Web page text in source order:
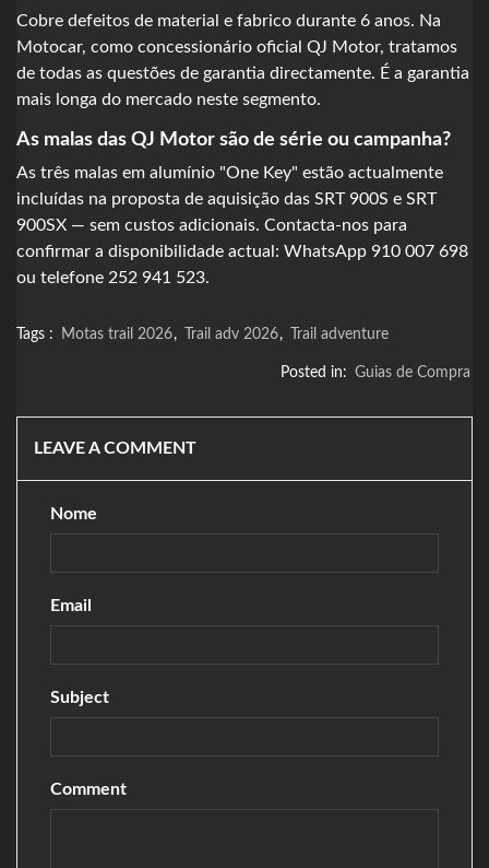
Cobre defeitos de material e fabrico durante 6 anos. Na
Motocar, como concessionário oficial QJ Motor, tratamos
de todas as questões de garantia directamente. É a garantia
mais longa do mercado neste segmento.
As malas das QJ Motor são de série ou campanha?
As três malas em alumínio "One Key" estão actualmente
incluídas na proposta de aquisição das SRT 900S e SRT
900SX — sem custos adicionais. Contacta-nos para
confirmar a disponibilidade actual: WhatsApp 910 007 698
ou telefone 252 941 523.
Tags : Motas trail 2026, Trail adv 2026, Trail adventure
Posted in: Guias de Compra
LEAVE A COMMENT
Nome
Email
Subject
Comment